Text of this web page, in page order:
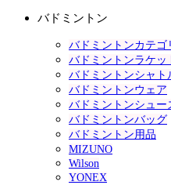
バドミントン
バドミントンカテゴ
バドミントンラケッ
バドミントンシャト
バドミントンウェア
バドミントンシュー
バドミントンバッグ
バドミントン用品
MIZUNO
Wilson
YONEX